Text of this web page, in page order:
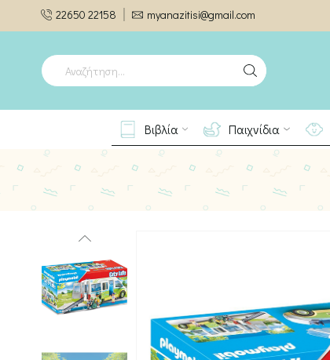
22650 22158 myanazitisi@gmail.com
Βιβλία Παιχνίδια